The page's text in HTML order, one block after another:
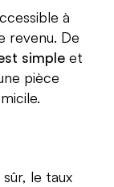
à
revenu. De
simple et
pièce
le taux